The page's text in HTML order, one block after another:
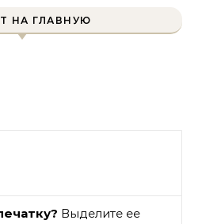
НА ГЛАВНУЮ
Выделите ее